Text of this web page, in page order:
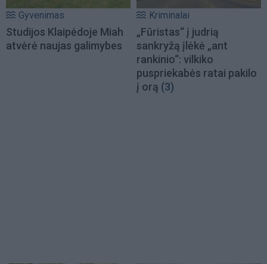
Gyvenimas
Studijos Klaipėdoje Miah
atvėrė naujas galimybes
Kriminalai
„Fūristas“ į judrią
sankryžą įlėkė „ant
rankinio“: vilkiko
puspriekabės ratai pakilo
į orą (3)